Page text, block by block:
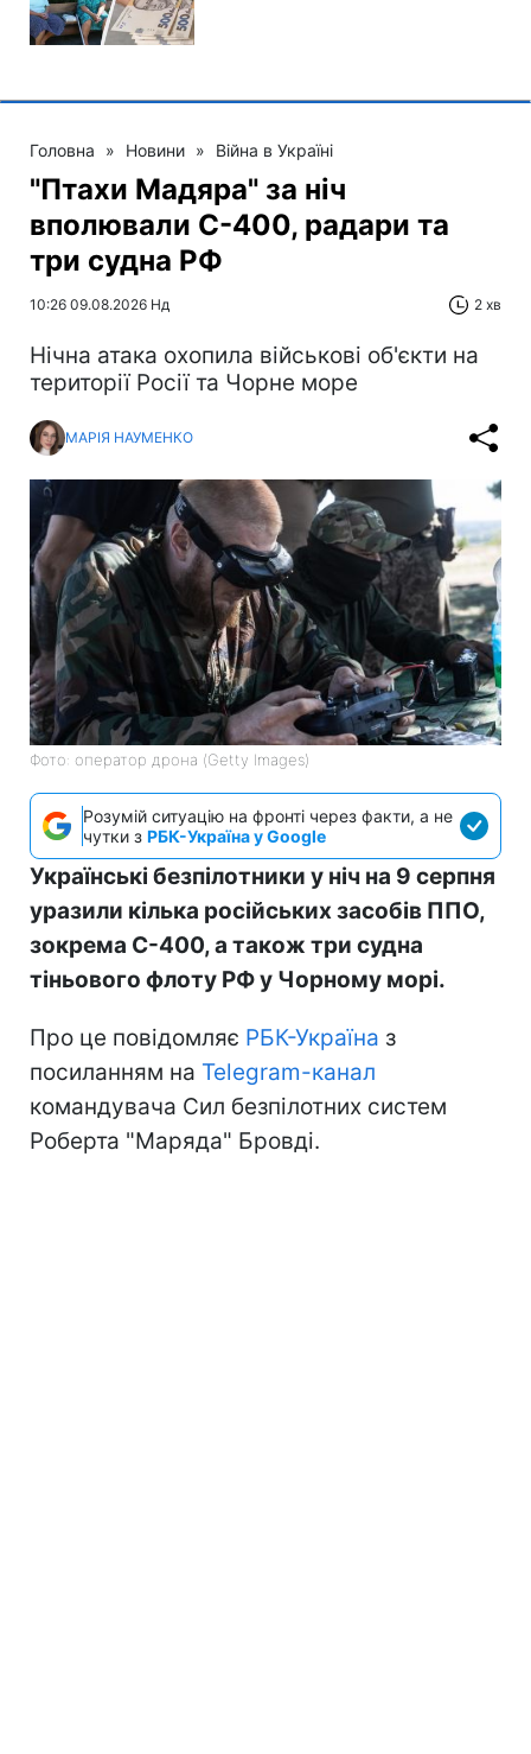
Головна » Новини » Війна в Україні
"Птахи Мадяра" за ніч
вполювали С-400, радари та
три судна РФ
10:26 09.08.2026 Нд 2 хв
Нічна атака охопила військові об'єкти на
території Росії та Чорне море
МАРІЯ НАУМЕНКО
Фото: оператор дрона (Getty Images)
Розумій ситуацію на фронті через факти, а не
чутки з РБК-Україна у Google
Українські безпілотники у ніч на 9 серпня
уразили кілька російських засобів ППО,
зокрема С-400, а також три судна
тіньового флоту РФ у Чорному морі.
Про це повідомляє РБК-Україна з
посиланням на Telegram-канал
командувача Сил безпілотних систем
Роберта "Маряда" Бровді.